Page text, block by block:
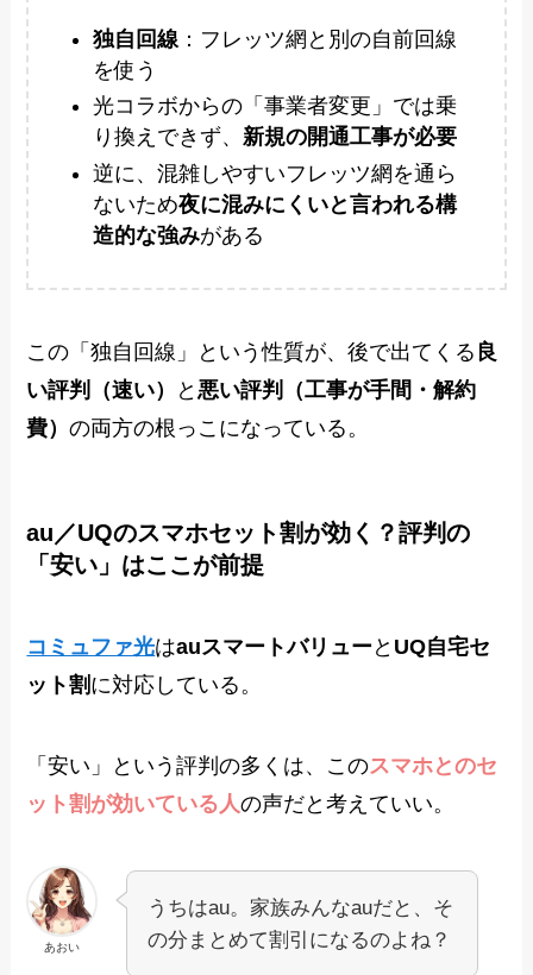
独自回線 ：フレッツ網と別の自前回線
を使う
光コラボからの「事業者変更」では乗
り換えできず、新規の開通工事が必要
逆に、混雑しやすいフレッツ網を通ら
ないため夜に混みにくいと言われる構
造的な強みがある
この「独自回線」という性質が、後で出てくる 良
い評判（速い）
と 悪い評判（工事が手間・解約
費）の両方の根っこになっている。
au／UQのスマホセット割が効く？評判の
「安い」はここが前提
コミュファ光はauスマートバリューと UQ自宅セ
ット割 に対応している。
「安い」という評判の多くは、このスマホとのセ
ット割が効いている人の声だと考えていい。
あおい
うちはau。家族みんなauだと、そ
の分まとめて割引になるのよね？